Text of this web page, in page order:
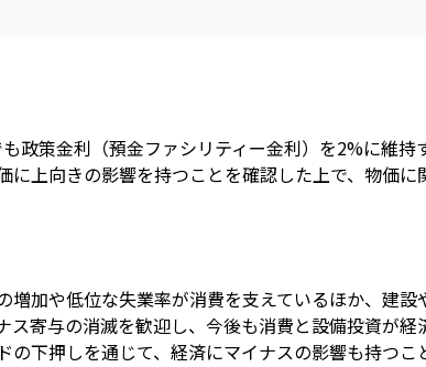
政策金利（預金ファシリティー金利）を2%に維持
に上向きの影響を持つことを確認した上で、物価に
増加や低位な失業率が消費を支えているほか、建
ス寄与の消滅を歓迎し、今後も消費と設備投資が
下押しを通じて、経済にマイナスの影響も持つこ